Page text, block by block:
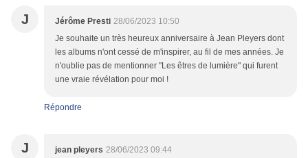
J Jérôme Presti 28/06/2023 10:50
Je souhaite un très heureux anniversaire à Jean Pleyers dont
les albums n'ont cessé de m'inspirer, au fil de mes années. Je
n'oublie pas de mentionner "Les êtres de lumière" qui furent
une vraie révélation pour moi !
Répondre
J jean pleyers 28/06/2023 09:44